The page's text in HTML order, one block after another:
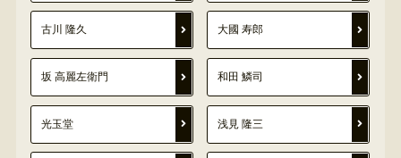
古川 隆久 大國 寿郎
坂 高麗左衛門 和田 鱗司
光玉堂 浅見 隆三